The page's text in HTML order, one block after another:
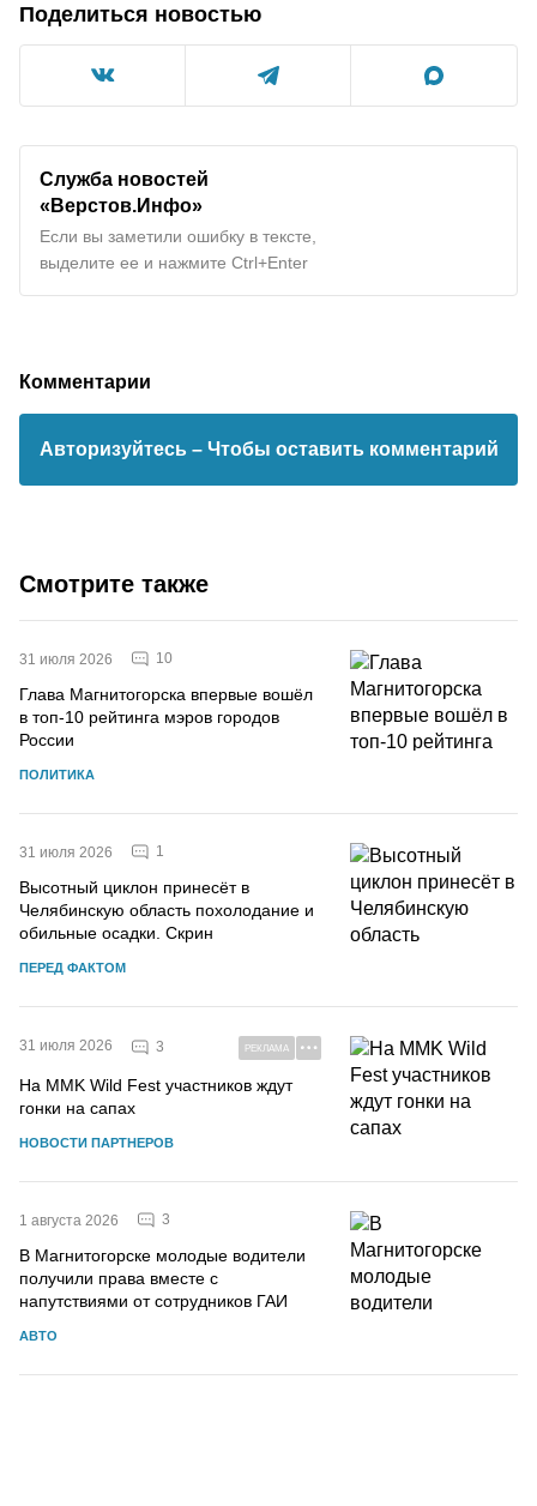
Поделиться новостью
Служба новостей
«Верстов.Инфо»
Если вы заметили ошибку в тексте,
выделите ее и нажмите Ctrl+Enter
Комментарии
Авторизуйтесь – Чтобы оставить комментарий
Смотрите также
31 июля 2026 10
Глава Магнитогорска впервые вошёл
в топ-10 рейтинга мэров городов
России
ПОЛИТИКА
31 июля 2026 1
Высотный циклон принесёт в
Челябинскую область похолодание и
обильные осадки. Скрин
ПЕРЕД ФАКТОМ
31 июля 2026 3 РЕКЛАМА
На MMK Wild Fest участников ждут
гонки на сапах
НОВОСТИ ПАРТНЕРОВ
1 августа 2026 3
В Магнитогорске молодые водители
получили права вместе с
напутствиями от сотрудников ГАИ
АВТО